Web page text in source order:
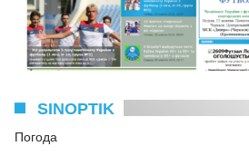
SINOPTIK
Погода